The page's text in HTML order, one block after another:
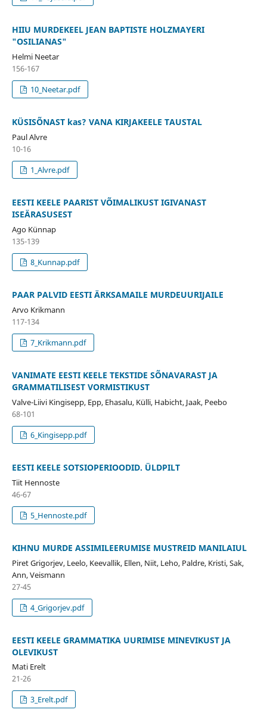
HIIU MURDEKEEL JEAN BAPTISTE HOLZMAYERI
"OSILIANAS"
Helmi Neetar
156-167
10_Neetar.pdf
KÜSISÕNAST kas? VANA KIRJAKEELE TAUSTAL
Paul Alvre
10-16
1_Alvre.pdf
EESTI KEELE PAARIST VÕIMALIKUST IGIVANAST
ISEÄRASUSEST
Ago Künnap
135-139
8_Kunnap.pdf
PAAR PALVID EESTI ÄRKSAMAILE MURDEUURIJAILE
Arvo Krikmann
117-134
7_Krikmann.pdf
VANIMATE EESTI KEELE TEKSTIDE SÕNAVARAST JA
GRAMMATILISEST VORMISTIKUST
Valve-Liivi Kingisepp, Epp, Ehasalu, Külli, Habicht, Jaak, Peebo
68-101
6_Kingisepp.pdf
EESTI KEELE SOTSIOPERIOODID. ÜLDPILT
Tiit Hennoste
46-67
5_Hennoste.pdf
KIHNU MURDE ASSIMILEERUMISE MUSTREID MANILAIUL
Piret Grigorjev, Leelo, Keevallik, Ellen, Niit, Leho, Paldre, Kristi, Sak,
Ann, Veismann
27-45
4_Grigorjev.pdf
EESTI KEELE GRAMMATIKA UURIMISE MINEVIKUST JA
OLEVIKUST
Mati Erelt
21-26
3_Erelt.pdf